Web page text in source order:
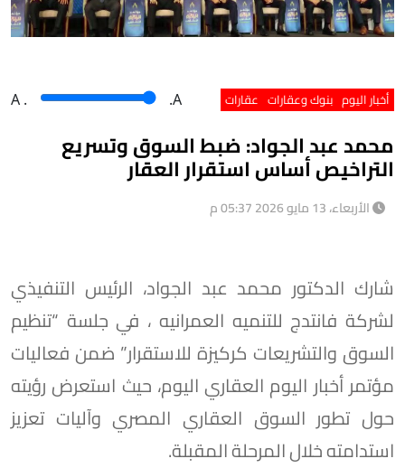
أخبار اليوم بنوك وعقارات عقارات A . .A
محمد عبد الجواد: ضبط السوق وتسريع
التراخيص أساس استقرار العقار
الأربعاء، 13 مايو 2026 05:37 م
شارك الدكتور محمد عبد الجواد، الرئيس التنفيذي
لشركة فانتدج للتنميه العمرانيه ، في جلسة “تنظيم
السوق والتشريعات كركيزة للاستقرار” ضمن فعاليات
مؤتمر أخبار اليوم العقاري اليوم، حيث استعرض رؤيته
حول تطور السوق العقاري المصري وآليات تعزيز
استدامته خلال المرحلة المقبلة.